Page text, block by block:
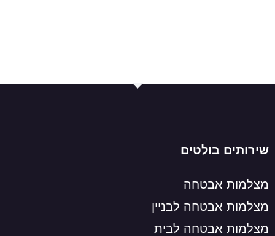
שירותים בולטים
מצלמות אבטחה
מצלמות אבטחה לבניין
מצלמות אבטחה לבית